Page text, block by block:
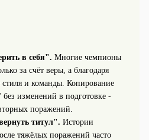
в себя". Многие чемпионы
за счёт веры, а благодаря
стиля и команды. Копирование
изменений в подготовке -
поражений.
титул". Истории
тяжёлых поражений часто